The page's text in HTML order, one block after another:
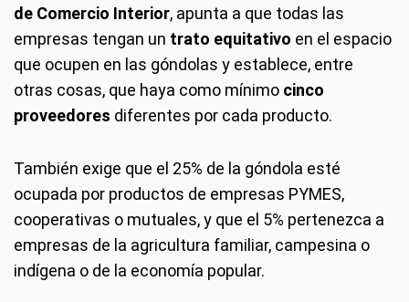
de Comercio Interior, apunta a que todas las
empresas tengan un trato equitativo en el espacio
que ocupen en las góndolas y establece, entre
otras cosas, que haya como mínimo cinco
proveedores diferentes por cada producto.
También exige que el 25% de la góndola esté
ocupada por productos de empresas PYMES,
cooperativas o mutuales, y que el 5% pertenezca a
empresas de la agricultura familiar, campesina o
indígena o de la economía popular.